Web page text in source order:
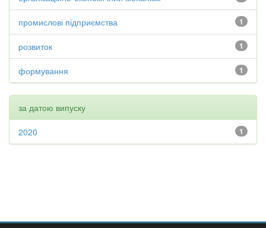
1
промислові підприємства
1
розвиток
1
формування
за датою випуску
1
2020